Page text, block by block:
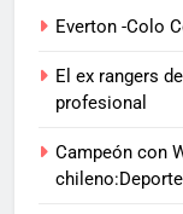
Everton -Colo
El ex rangers
profesional
Campeón con